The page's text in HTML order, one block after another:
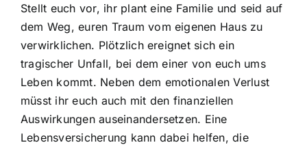
Stellt euch vor, ihr plant eine Familie und seid auf
dem Weg, euren Traum vom eigenen Haus zu
verwirklichen. Plötzlich ereignet sich ein
tragischer Unfall, bei dem einer von euch ums
Leben kommt. Neben dem emotionalen Verlust
müsst ihr euch auch mit den finanziellen
Auswirkungen auseinandersetzen. Eine
Lebensversicherung kann dabei helfen, die